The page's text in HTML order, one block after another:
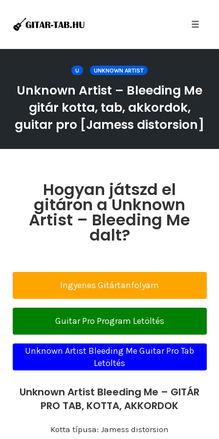
U UNKNOWN ARTIST
Unknown Artist – Bleeding Me
gitár kotta, tab, akkordok,
guitar pro [Jamess distorsion]
Hogyan játszd el
gitáron a Unknown
Artist – Bleeding Me
dalt?
Ingyenes Gitártanfolyam
Guitar Pro Program Letöltés
Unknown Artist Bleeding Me Guitar Pro Tab
Letöltés
Unknown Artist Bleeding Me – GITÁR
PRO TAB, KOTTA, AKKORDOK
Kotta típusa: Jamess distorsion